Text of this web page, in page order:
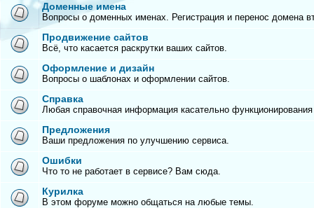
Доменные имена
Вопросы о доменных именах. Регистрация и перенос домена
Продвижение сайтов
Всё, что касается раскрутки ваших сайтов.
Оформление и дизайн
Вопросы о шаблонах и оформлении сайтов.
Справка
Любая справочная информация касательно
Предложения
Ваши предложения по улучшению сервиса.
Ошибки
Что то не работает в сервисе? Вам сюда.
Курилка
В этом форуме можно общаться на любые темы.